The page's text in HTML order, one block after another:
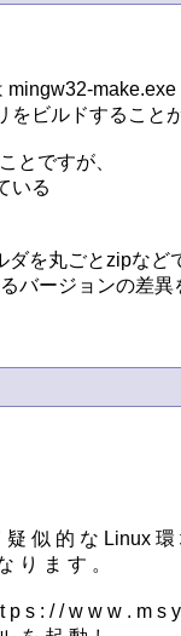
mingw32-make.exe
をビルドすること
とですが、
いる
ダを丸ごとzipなど
バージョンの差異
似 的 な Linux 環
り ま す 。
s : / / w w w . m s